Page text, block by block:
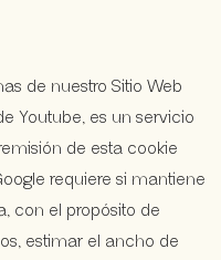
de nuestro Sitio Web
Youtube, es un servicio
de esta cookie
requiere si mantiene
con el propósito de
estimar el ancho de